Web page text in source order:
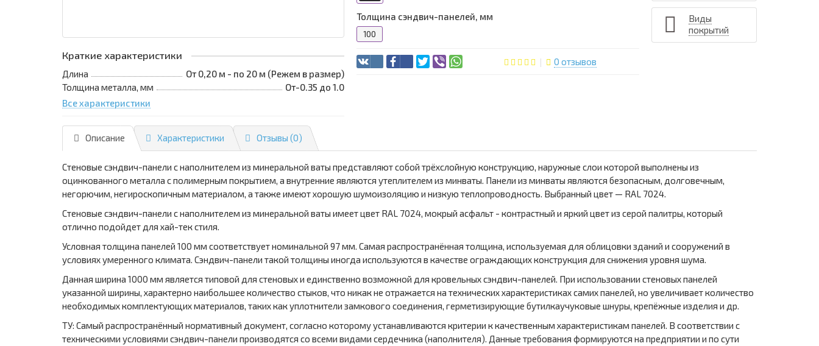
Краткие характеристики
Длина
От 0,20 м - по 20 м (Режем в размер)
Толщина металла, мм
От-0.35 до 1.0
Все характеристики
Толщина сэндвич-панелей, мм
100
0 отзывов
Виды
покрытий
Описание Характеристики Отзывы (0)
Стеновые сэндвич-панели с наполнителем из минеральной ваты представляют собой трёхслойную конструкцию, наружные слои которой выполнены из
оцинкованного металла с полимерным покрытием, а внутренние являются утеплителем из минваты. Панели из минваты являются безопасным, долговечным,
негорючим, негироскопичным материалом, а также имеют хорошую шумоизоляцию и низкую теплопроводность. Выбранный цвет — RAL 7024.
Стеновые сэндвич-панели с наполнителем из минеральной ваты имеет цвет RAL 7024, мокрый асфальт - контрастный и яркий цвет из серой палитры, который
отлично подойдет для хай-тек стиля.
Условная толщина панелей 100 мм соответствует номинальной 97 мм. Самая распространённая толщина, используемая для облицовки зданий и сооружений в
условиях умеренного климата. Сэндвич-панели такой толщины иногда используются в качестве ограждающих конструкция для снижения уровня шума.
Данная ширина 1000 мм является типовой для стеновых и единственно возможной для кровельных сэндвич-панелей. При использовании стеновых панелей
указанной ширины, характерно наибольшее количество стыков, что никак не отражается на технических характеристиках самих панелей, но увеличивает количество
необходимых комплектующих материалов, таких как уплотнители замкового соединения, герметизирующие бутилкаучуковые шнуры, крепёжные изделия и др.
ТУ: Самый распространённый нормативный документ, согласно которому устанавливаются критерии к качественным характеристикам панелей. В соответствии с
техническими условиями сэндвич-панели производятся со всеми видами сердечника (наполнителя). Данные требования формируются на предприятии и по сути